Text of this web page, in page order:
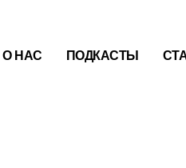
О НАС ПОДКАСТЫ